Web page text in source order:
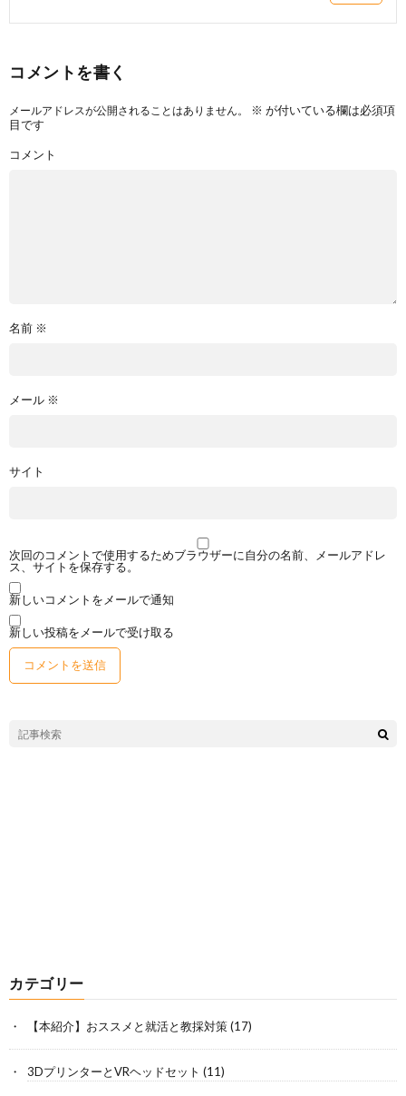
コメントを書く
メールアドレスが公開されることはありません。 ※ が付いている欄は必須項
目です
コメント
名前 ※
メール ※
サイト
次回のコメントで使用するためブラウザーに自分の名前、メールアドレ
ス、サイトを保存する。
新しいコメントをメールで通知
新しい投稿をメールで受け取る
カテゴリー
【本紹介】おススメと就活と教採対策(17)
3DプリンターとVRヘッドセット (11)